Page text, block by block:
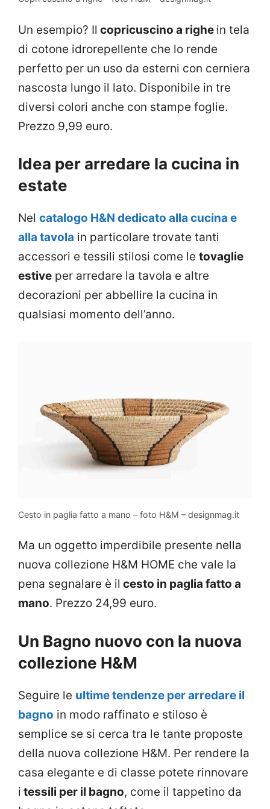
Un esempio? Il copricuscino a righe in tela
di cotone idrorepellente che lo rende
perfetto per un uso da esterni con cerniera
nascosta lungo il lato. Disponibile in tre
diversi colori anche con stampe foglie.
Prezzo 9,99 euro.
Idea per arredare la cucina in
estate
Nel catalogo H&N dedicato alla cucina e
alla tavola in particolare trovate tanti
accessori e tessili stilosi come le tovaglie
estive per arredare la tavola e altre
decorazioni per abbellire la cucina in
qualsiasi momento dell’anno.
Cesto in paglia fatto a mano – foto H&M – designmag.it
Ma un oggetto imperdibile presente nella
nuova collezione H&M HOME che vale la
pena segnalare è il cesto in paglia fatto a
mano. Prezzo 24,99 euro.
Un Bagno nuovo con la nuova
collezione H&M
Seguire le ultime tendenze per arredare il
bagno in modo raffinato e stiloso è
semplice se si cerca tra le tante proposte
della nuova collezione H&M. Per rendere la
casa elegante e di classe potete rinnovare
i tessili per il bagno, come il tappetino da